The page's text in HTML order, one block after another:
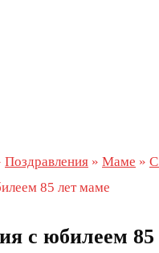
Поздравления » Маме »
85 лет маме
с юбилеем 85